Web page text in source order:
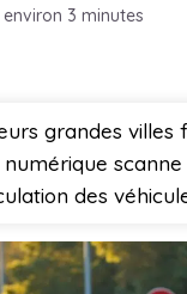
3 minutes
grandes villes
des